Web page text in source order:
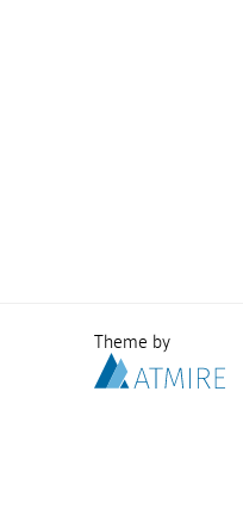
Theme by